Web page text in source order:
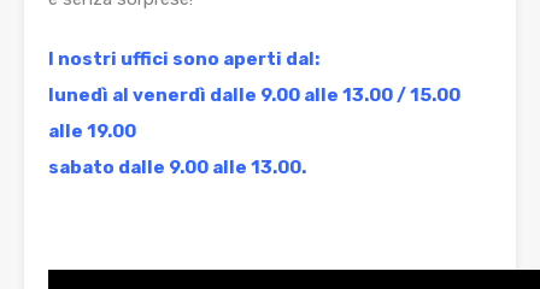
I nostri uffici sono aperti dal:
lunedì al venerdì dalle 9.00 alle 13.00 / 15.00
alle 19.00
sabato dalle 9.00 alle 13.00.